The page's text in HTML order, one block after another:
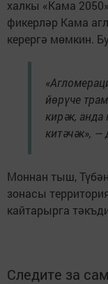
халкы «Кама
фикерләр Кама
керергә мөмкин.
йөрүче
кирәк,
китәчәк»,
Моннан тыш,
зонасы
кайтарырга
Следите за